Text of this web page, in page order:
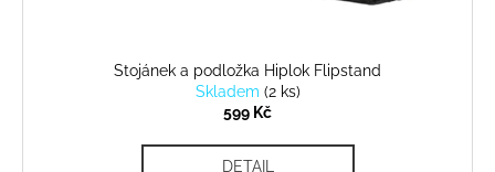
Stojánek a podložka Hiplok Flipstand
Skladem (2 ks)
599 Kč
DETAIL